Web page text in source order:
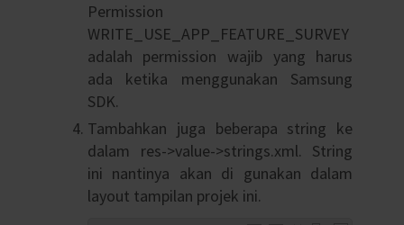
Permission
WRITE_USE_APP_FEATURE_SURVEY
adalah permission wajib yang harus
ada ketika menggunakan Samsung
SDK.
Tambahkan juga beberapa string ke
dalam res->value->strings.xml. String
ini nantinya akan di gunakan dalam
layout tampilan projek ini.